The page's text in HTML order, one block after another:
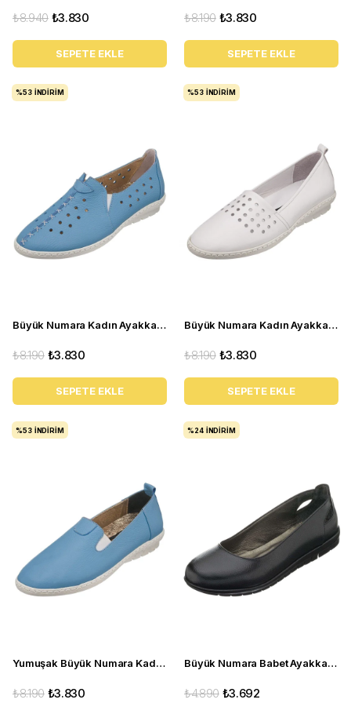
₺3.830
₺8.940
SEPETE EKLE
₺3.830
₺8.190
SEPETE EKLE
Büyük Numara Kadın Ayakkabı Babet PR 2211 mavi
₺3.830
₺8.190
SEPETE EKLE
%53 İNDIRIM
Büyük Numara Kadın Ayakkabı Babet PR 3311 beyaz
₺3.830
₺8.190
SEPETE EKLE
%53 İNDIRIM
Yumuşak Büyük Numara Kadın Babet Ayakkabı PR 4411 mavi
₺3.830
₺8.190
%53 İNDIRIM
Büyük Numara Babet Ayakkabı 18545 Siyah
₺3.692
₺4.890
%24 İNDIRIM